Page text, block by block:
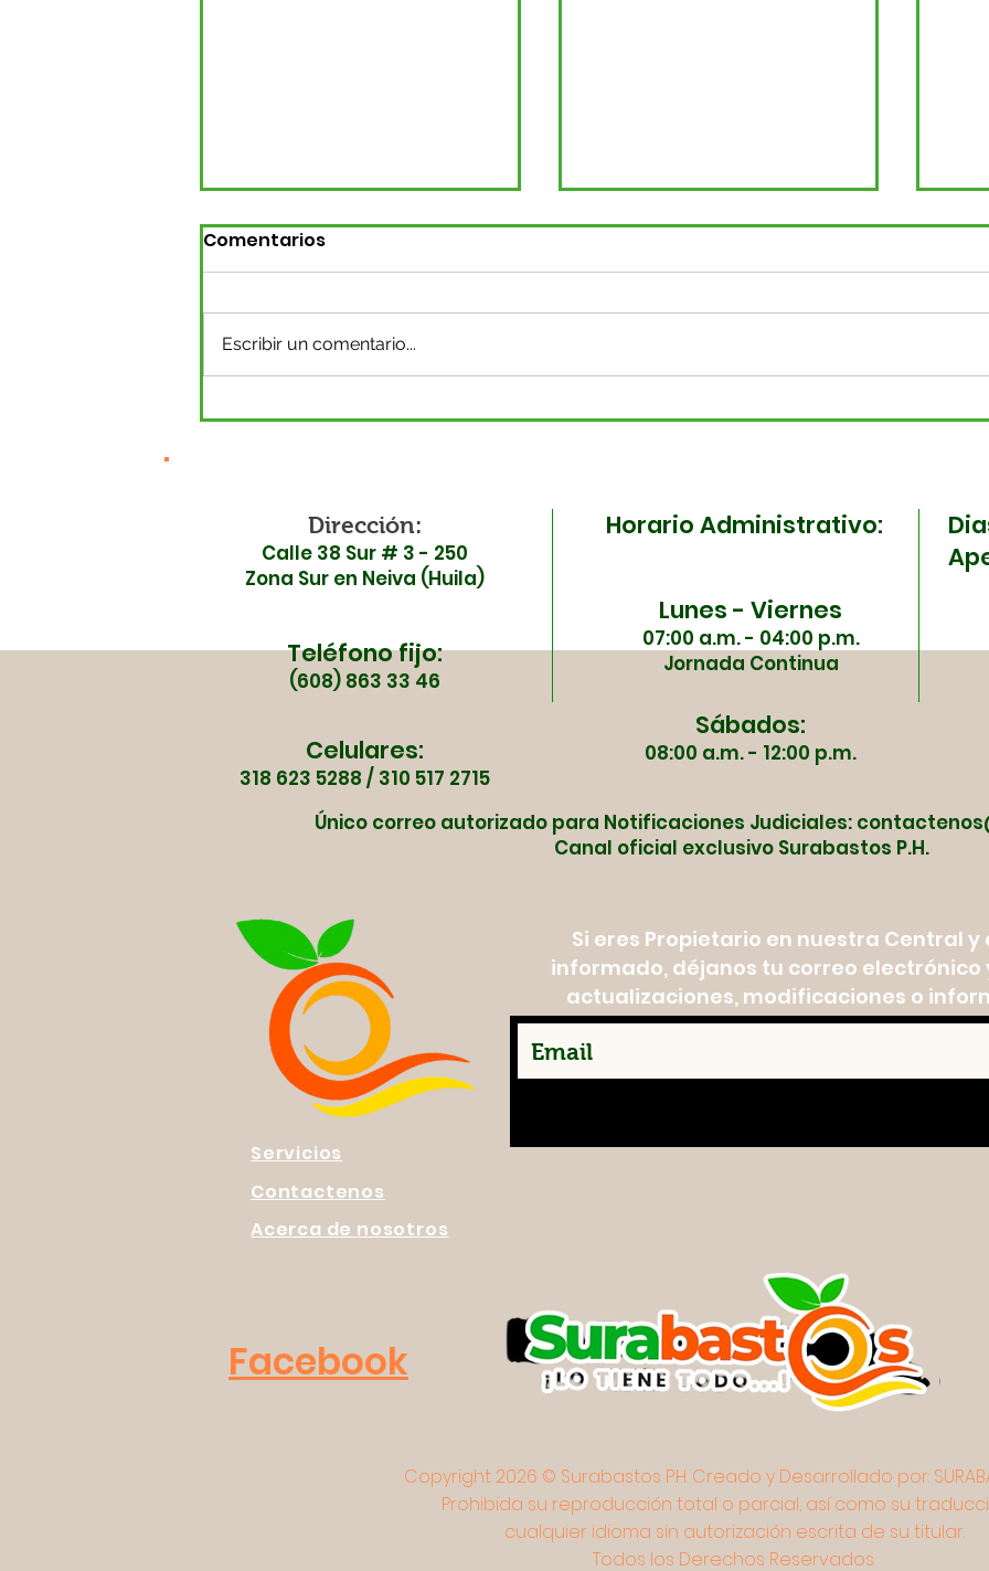
45 por falta de
garantías en seguridad
vial
jornada especial
Comentarios
Escribir un comentario...
Dirección:
Calle 38 Sur # 3 - 250
Zona Sur en Neiva (Huila)
Teléfono fijo:
(608) 863 33 46
Horario Administrativo:
Lunes - Viernes
07:00 a.m. - 04:00 p.m.
Jornada Continua
Sábados:
08:00 a.m. - 12:00 p.m.
Celulares:
318 623 5288 / 310 517 2715
Único correo autorizado para Notificaciones Judiciales:
Canal oficial exclusivo Surabastos P.H.
Servicios
Contactenos
Acerca de nosotros
Si eres Propietario en nuestra Central
informado, déjanos tu correo electrónico
actualizaciones, modificaciones o
Facebook
Copyright 2026 © Surabastos P.H. Creado y Desarrollado por:
Prohibida su reproducción total o parcial, así como su
cualquier idioma sin autorización escrita de su titular.
Todos los Derechos Reservados.